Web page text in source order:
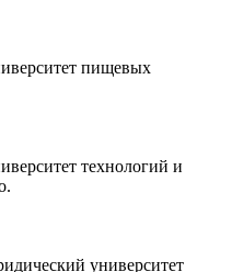
пищевых
технологий и
университет